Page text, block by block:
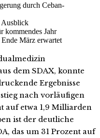
durch Ceban-
Ausblick
kommendes Jahr
März erwartet
dem SDAX, konnte
Ergebnisse
nach vorläufigen
auf etwa 1,9 Milliarden
ist der deutliche
das um 31 Prozent auf